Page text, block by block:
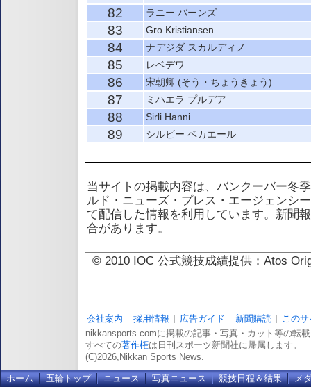
82 ラニー バーンズ
83 Gro Kristiansen
84 ナデジダ スカルディノ
85 レベデワ
86 宋朝卿 (そう・ちょうきょう)
87 ミハエラ プルデア
88 Sirli Hanni
89 シルビー ベカエール
当サイトの掲載内容は、バンクーバー冬
ルド・ニューズ・プレス・エージェンシ
て配信した情報を利用しています。新聞
合があります。
© 2010 IOC 公式競技成績提供：Atos
会社案内 採用情報 広告ガイド 新聞購読
この
nikkansports.comに掲載の記事・写真・カット等の転
すべての著作権は日刊スポーツ新聞社に帰属します。
(C)2026,Nikkan Sports News.
ホーム 五輪トップ ニュース 写真ニュース 競技日程＆結果 メ